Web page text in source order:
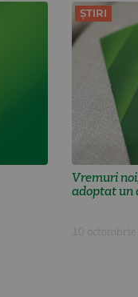
ȘTIRI
Vremuri
adoptat un
10